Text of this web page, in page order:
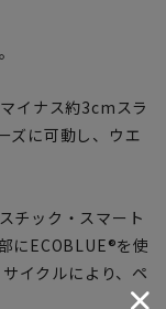
イナス約3cmスラ
ズに可動し、ウエ
チック・スマート
にECOBLUE®を使
イクルにより、ペ